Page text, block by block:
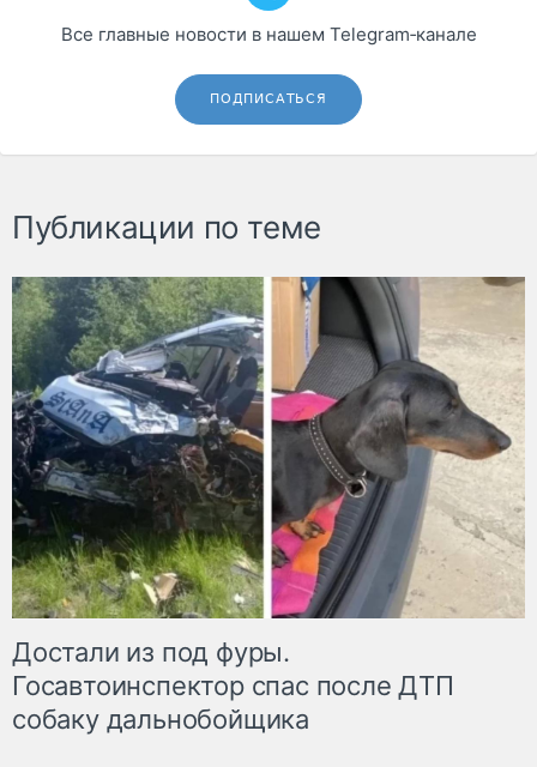
Все главные новости в нашем Telegram‑канале
ПОДПИСАТЬСЯ
Публикации по теме
Достали из под фуры.
Госавтоинспектор спас после ДТП
собаку дальнобойщика